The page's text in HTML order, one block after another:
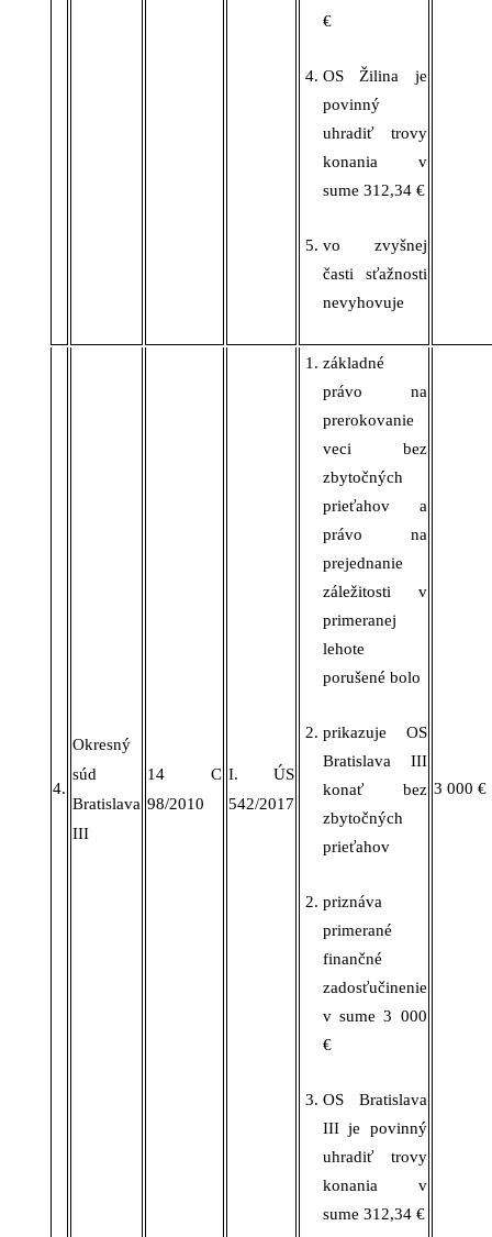
€
OS Žilina je
povinný
uhradiť trovy
konania v
sume 312,34 €
vo zvyšnej
časti sťažnosti
nevyhovuje
4.
Okresný
súd
Bratislava
III
14 C
98/2010
I. ÚS
542/2017
základné
právo na
prerokovanie
veci bez
zbytočných
prieťahov a
právo na
prejednanie
záležitosti v
primeranej
lehote
porušené bolo
prikazuje OS
Bratislava III
konať bez
zbytočných
prieťahov
priznáva
primerané
finančné
zadosťučinenie
v sume3 000
€
OS Bratislava
III je povinný
uhradiť trovy
konania v
sume 312,34 €
3 000 €